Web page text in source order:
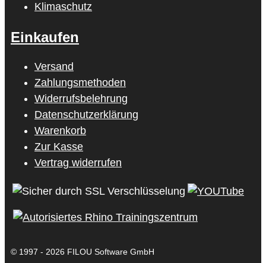
Klimaschutz
Einkaufen
Versand
Zahlungsmethoden
Widerrufsbelehrung
Datenschutzerklärung
Warenkorb
Zur Kasse
Vertrag widerrufen
© 1997 - 2026 FILOU Software GmbH